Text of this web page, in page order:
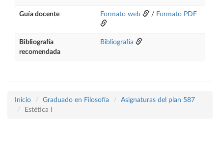
Guía docente Formato web / Formato PDF
Bibliografía
recomendada
Bibliografía
Inicio Graduado en Filosofía
Asignaturas del plan 587
Estética I